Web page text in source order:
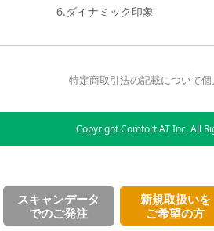
6.ダイナミック印象
特定商取引法の記載について個
Copyright Comfort AT Inc. All
スキャンデータ
でのご発注
新規取扱いを
ご希望の方